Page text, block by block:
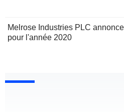
Melrose Industries PLC
pour l'année 2020